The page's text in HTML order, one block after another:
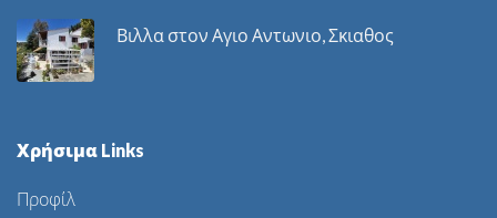
Βιλλα στον Αγιο Αντωνιο, Σκιαθος
Χρήσιμα Links
Προφίλ